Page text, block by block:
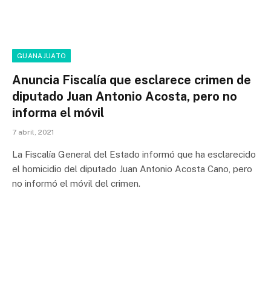
GUANAJUATO
Anuncia Fiscalía que esclarece crimen de
diputado Juan Antonio Acosta, pero no
informa el móvil
7 abril, 2021
La Fiscalía General del Estado informó que ha esclarecido
el homicidio del diputado Juan Antonio Acosta Cano, pero
no informó el móvil del crimen.